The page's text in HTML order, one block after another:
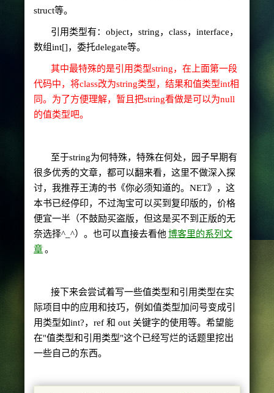
struct等。
引用类型有： object， string， class， interface，
数组int[]，委托delegate等。
其中最特殊的是引用类型string，在上面第一段
代码中，将class改为string类型，结果和值类型int相
同。为了方便理解，暂且把string看做是可以为null
的值类型吧。
至于string为何特殊，特殊在何处，园子早期有
很多优秀的文章，都可以翻来看，这里不做深入探
讨，我推荐王涛的书《你必须知道的。 NET》，这
本书已经停印，不过淘宝可以买到复印版的，价格
便宜一半（不鼓励买盗版，但这是买不到正版的无
奈选择^_^）。也可以直接去看他 博客里的系列文
章。
接下来会尝试着写一些值类型和引用类型在实
际项目中的应用和技巧，例如值类型加问号变成引
用类型如int?， ref 和 out 关键字的使用等。希望能
在"值类型和引用类型"这个已经写烂的话题里挖出
一些自己的东西。